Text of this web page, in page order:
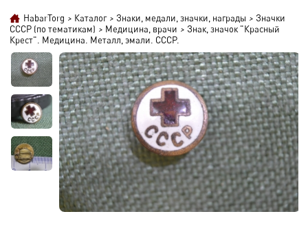
HabarTorg > Каталог > Знаки, медали, значки, награды > Значки
СССР (по тематикам) > Медицина, врачи > Знак, значок "Красный
Крест". Медицина. Металл, эмали. СССР.